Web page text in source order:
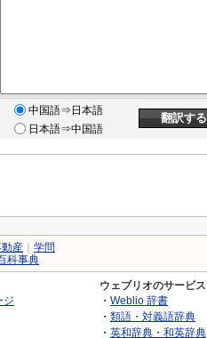
中国語⇒日本語
日本語⇒中国語
動産
学問
科事典
ジ
ウェブリオのサービス
・ Weblio 辞書
・ 類語・対義語辞典
・ 英和辞典・和英辞典